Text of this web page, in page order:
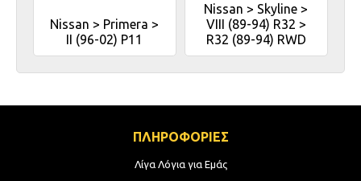
Nissan > Primera >
II (96-02) P11
Nissan > Skyline >
VIII (89-94) R32 >
R32 (89-94) RWD
ΠΛΗΡΟΦΟΡΙΕΣ
Λίγα Λόγια για Εμάς